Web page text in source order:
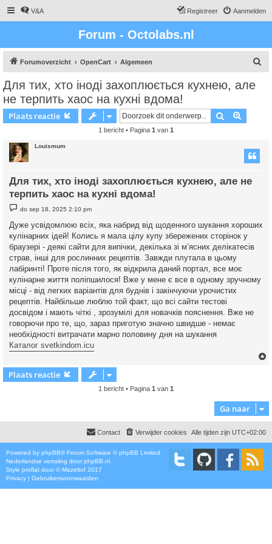
V&A Aanmelden
Registreer
Forum - Octolabs.nl
Forumoverzicht OpenCart Algemeen
Для тих, хто іноді захоплюється кухнею, але
не терпить хаос на кухні вдома!
Plaats reactie Zoek
1 bericht • Pagina 1 van 1
Louismum
Для тих, хто іноді захоплюється кухнею, але не
терпить хаос на кухні вдома!
e
i
c
t
do sep 18, 2025 2:10 pm
Дуже усвідомлюю всіх, яка набрид від щоденного шукання хороших
кулінарних ідей! Колись я мала цілу купу збережених сторінок у
браузері - деякі сайти для випічки, декілька зі м’ясних делікатесів
страв, інші для рослинних рецептів. Завжди плутала в цьому
лабіринті! Проте після того, як відкрила даний портал, все моє
кулінарне життя поліпшилося! Вже у мене є все в одному зручному
місці - від легких варіантів для буднів і закінчуючи урочистих
рецептів. Найбільше люблю той факт, що всі сайти тестові
досвідом і мають чіткі , зрозумілі для новачків пояснення. Вже не
говорючи про те, що, зараз приготую значно швидше - немає
необхідності витрачати марно половину дня на шукання
Каталог svetkindom.icu
Plaats reactie
1 bericht • Pagina 1 van 1
Ga naar
Alle tijden zijn UTC+02:00
Verwijder cookies
Contact
Powered by phpBB® Forum Software © phpBB Limited
Nederlandse vertaling door phpBB.nl
Style proflat door ©Mazeltof 2017
Privacy | Gebruikersvoorwaarden